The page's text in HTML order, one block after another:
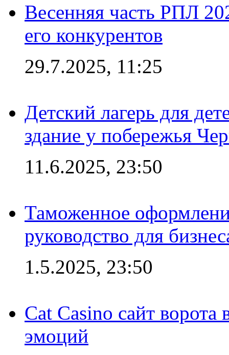
Весенняя часть РПЛ
его конкурентов
29.7.2025, 11:25
Детский лагерь для
здание у побережья
11.6.2025, 23:50
Таможенное
руководство для
1.5.2025, 23:50
Cat Casino сайт
эмоций